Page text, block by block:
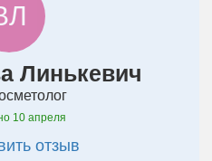
Линькевич
10 апреля
отзыв